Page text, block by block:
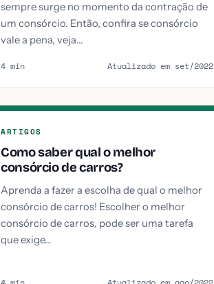
sempre surge no momento da contração de
um consórcio. Então, confira se consórcio
vale a pena, veja…
4 min Atualizado em set/2022
ARTIGOS
Como saber qual o melhor
consórcio de carros?
Aprenda a fazer a escolha de qual o melhor
consórcio de carros! Escolher o melhor
consórcio de carros, pode ser uma tarefa
que exige…